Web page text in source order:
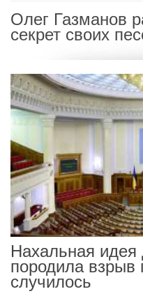
Олег Газманов
секрет своих
Нахальная идея
породила взрыв
случилось